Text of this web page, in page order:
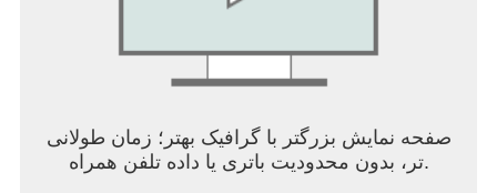
صفحه نمایش بزرگتر با گرافیک بهتر؛ زمان طولانی
تر، بدون محدودیت باتری یا داده تلفن همراه.